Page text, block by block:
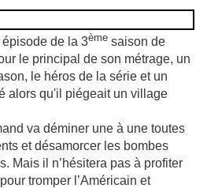
épisode de la 3ème saison de
le principal de son métrage, un
le héros de la série et un
alors qu'il piégeait un village
va déminer une à une toutes
et désamorcer les bombes
Mais il n’hésitera pas à profiter
tromper l’Américain et